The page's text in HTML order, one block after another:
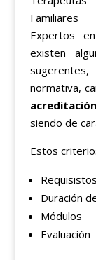
Expertos
existen
normativa,
siendo de
Estos
Duración
Módulos
Evaluación